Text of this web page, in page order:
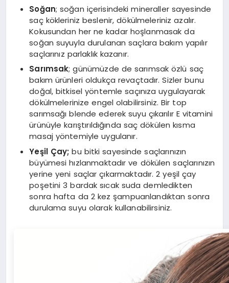
Soğan; soğan içerisindeki mineraller sayesinde
saç kökleriniz beslenir, dökülmeleriniz azalır.
Kokusundan her ne kadar hoşlanmasak da
soğan suyuyla durulanan saçlara bakım yapılır
saçlarınız parlaklık kazanır.
Sarımsak; günümüzde de sarımsak özlü saç
bakım ürünleri oldukça revaçtadır. Sizler bunu
doğal, bitkisel yöntemle saçınıza uygulayarak
dökülmelerinize engel olabilirsiniz. Bir top
sarımsağı blende ederek suyu çıkarılır E vitamini
ürünüyle karıştırıldığında saç dökülen kısma
masaj yöntemiyle uygulanır.
Yeşil Çay;bu bitki sayesinde saçlarınızın
büyümesi hızlanmaktadır ve dökülen saçlarınızın
yerine yeni saçlar çıkarmaktadır. 2 yeşil çay
poşetini 3 bardak sıcak suda demledikten
sonra hafta da 2 kez şampuanlandıktan sonra
durulama suyu olarak kullanabilirsiniz.